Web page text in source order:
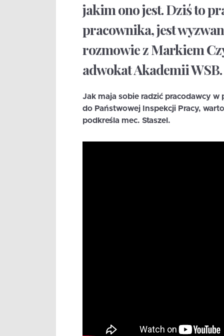
jakim ono jest. Dziś to
pracownika, jest
rozmowie z Markiem
adwokat Akademii WSB.
Jak maja sobie radzić pracodawcy
do Państwowej Inspekcji Pracy,
podkreśla mec. Staszel.